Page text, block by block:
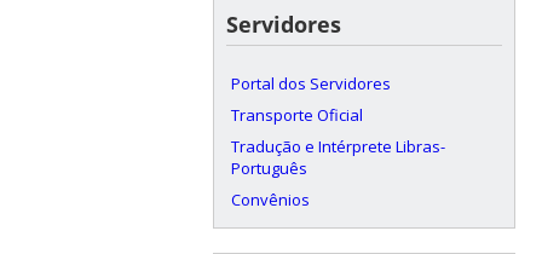
Servidores
Portal dos Servidores
Transporte Oficial
Tradução e Intérprete Libras-
Português
Convênios